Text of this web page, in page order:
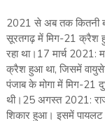
2021 से अब तक कितनी
सूरतगढ़ में मिग-21 क्रैश
रहा था।17 मार्च 2021:
क्रैश हुआ था, जिसमें
पंजाब के मोगा में मिग-21
थी।25 अगस्त 2021:
शिकार हुआ। इसमें